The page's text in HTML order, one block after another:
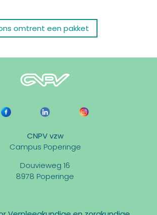
omtrent een pakket
CNPV vzw
Campus Poperinge
Douvieweg 16
8978 Poperinge